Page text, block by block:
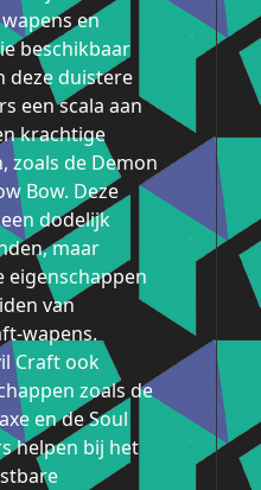
en
beschikbaar
deze duistere
een scala aan
krachtige
zoals de Demon
Bow. Deze
dodelijk
maar
eigenschappen
van
wapens.
Craft ook
zoals de
en de Soul
helpen bij het